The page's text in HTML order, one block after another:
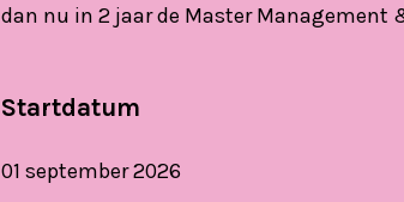
dan nu in 2 jaar de Master
Startdatum
01 september 2026